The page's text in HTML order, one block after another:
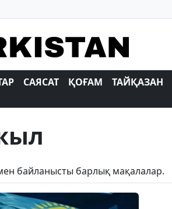
САЯСАТ ҚОҒАМ ТАЙҚАЗАН
байланысты барлық мақалалар.